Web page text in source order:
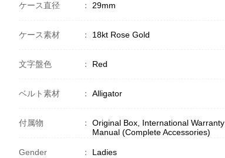
ケース直径 ： 29mm
ケース素材 ： 18kt Rose Gold
文字盤色 ： Red
ベルト素材 ： Alligator
付属物 ：
Original Box, International Warranty
Manual (Complete Accessories)
Gender ： Ladies